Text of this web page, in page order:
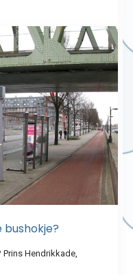
Hendrikkade,